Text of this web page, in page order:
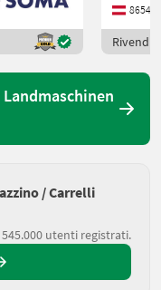
8654
/ Carrelli
utenti registrati.